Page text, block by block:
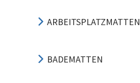
ARBEITSPLATZMATTEN
BADEMATTEN